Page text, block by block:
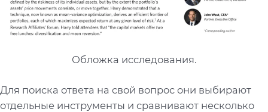
Обложка исследования.
Для поиска ответа на свой вопрос они выбирают
отдельные инструменты и сравнивают несколько